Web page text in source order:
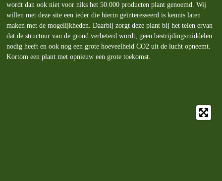
wordt dan ook niet voor niks het 50.000 producten plant genoemd. Wij
willen met deze site een ieder die hierin geïnteresseerd is kennis laten
maken met de mogelijkheden. Daarbij zorgt deze plant bij het telen ervan
dat de structuur van de grond verbeterd wordt, geen bestrijdingsmiddelen
nodig heeft en ook nog een grote hoeveelheid CO2 uit de lucht opneemt.
Kortom een plant met opnieuw een grote toekomst.